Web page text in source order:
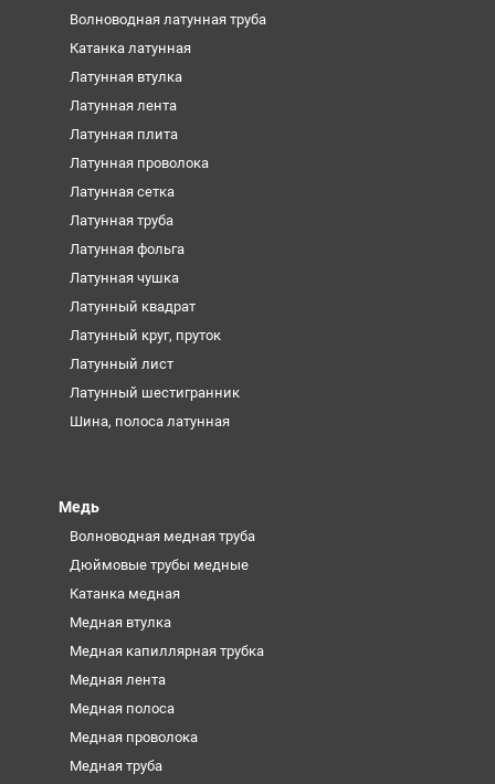
Волноводная латунная труба
Катанка латунная
Латунная втулка
Латунная лента
Латунная плита
Латунная проволока
Латунная сетка
Латунная труба
Латунная фольга
Латунная чушка
Латунный квадрат
Латунный круг, пруток
Латунный лист
Латунный шестигранник
Шина, полоса латунная
Медь
Волноводная медная труба
Дюймовые трубы медные
Катанка медная
Медная втулка
Медная капиллярная трубка
Медная лента
Медная полоса
Медная проволока
Медная труба